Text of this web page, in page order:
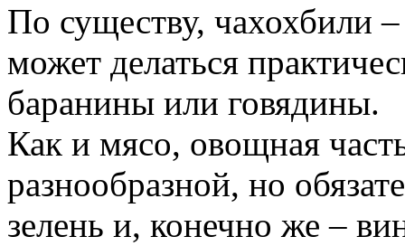
По существу, чахохбили
может делаться
баранины или говядины.
Как и мясо, овощная
разнообразной, но
зелень и, конечно же –